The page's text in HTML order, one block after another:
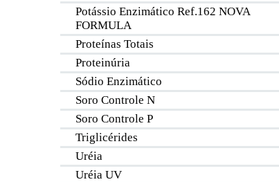
Potássio Enzimático Ref.162 NOVA
FORMULA
Proteínas Totais
Proteinúria
Sódio Enzimático
Soro Controle N
Soro Controle P
Triglicérides
Uréia
Uréia UV